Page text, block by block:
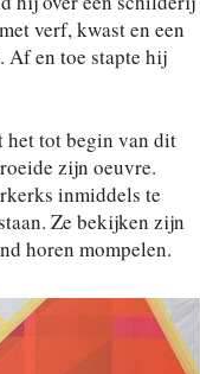
verf, kwast en een
Af en toe stapte hij
het tot begin van dit
zijn oeuvre.
inmiddels te
Ze bekijken zijn
horen mompelen.